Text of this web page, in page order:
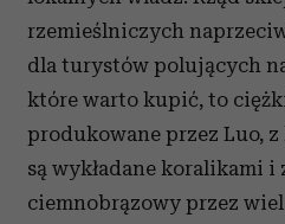
rzemieślniczych
dla turystów polujących
które warto kupić, to
produkowane przez Luo,
są wykładane koralikami
ciemnobrązowy przez